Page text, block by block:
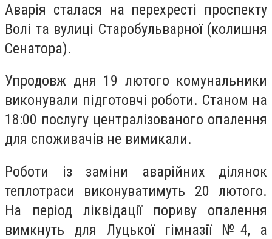
Аварія сталася на перехресті проспекту
Волі та вулиці Старобульварної (колишня
Сенатора).
Упродовж дня 19 лютого комунальники
виконували підготовчі роботи. Станом на
18:00 послугу централізованого опалення
для споживачів не вимикали.
Роботи із заміни аварійних ділянок
теплотраси виконуватимуть 20 лютого.
На період ліквідації пориву опалення
вимкнуть для Луцької гімназії №4, а